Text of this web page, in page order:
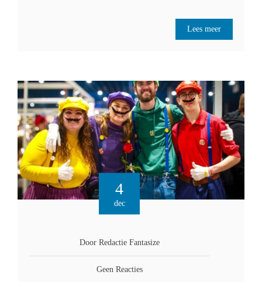
Lees meer
4
dec
Door Redactie Fantasize
Geen Reacties